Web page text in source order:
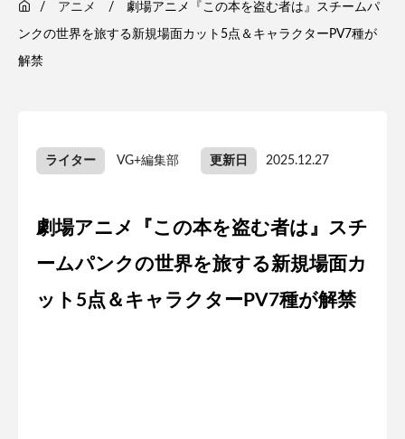
アニメ 劇場アニメ『この本を盗む者は』スチームパ
ンクの世界を旅する新規場面カット5点＆キャラクターPV7種が
解禁
ライター VG+編集部 更新日 2025.12.27
劇場アニメ『この本を盗む者は』スチ
ームパンクの世界を旅する新規場面カ
ット5点＆キャラクターPV7種が解禁